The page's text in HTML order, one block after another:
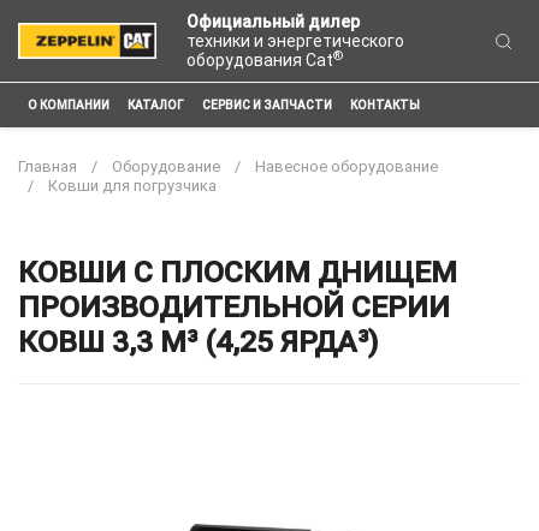
Официальный дилер
техники и энергетического
оборудования Cat®
О КОМПАНИИ КАТАЛОГ СЕРВИС И ЗАПЧАСТИ КОНТАКТЫ
Главная Оборудование
Навесное оборудование
Ковши для погрузчика
КОВШИ С ПЛОСКИМ ДНИЩЕМ
ПРОИЗВОДИТЕЛЬНОЙ СЕРИИ
КОВШ 3,3 М³ (4,25 ЯРДА³)